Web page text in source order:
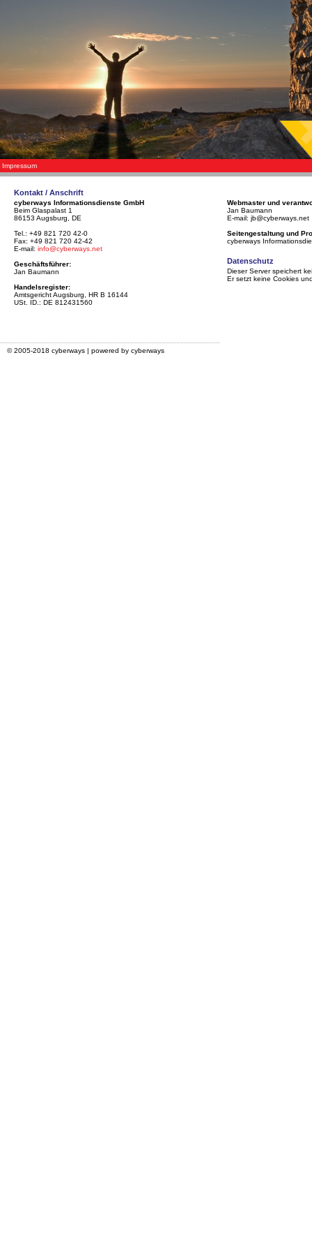
Impressum
Kontakt / Anschrift
cyberways Informationsdienste GmbH
Beim Glaspalast 1
86153 Augsburg, DE
Tel.: +49 821 720 42-0
Fax: +49 821 720 42-42
E-mail: info@cyberways.net
Geschäftsführer:
Jan Baumann
Handelsregister:
Amtsgericht Augsburg, HR B 16144
USt. ID.: DE 812431560
Webmaster und
Jan Baumann
E-mail: jb@cyberways.net
Seitengestaltung und
cyberways
Datenschutz
Dieser Server speichert
Er setzt keine Cookies
© 2005-2018 cyberways | powered by cyberways